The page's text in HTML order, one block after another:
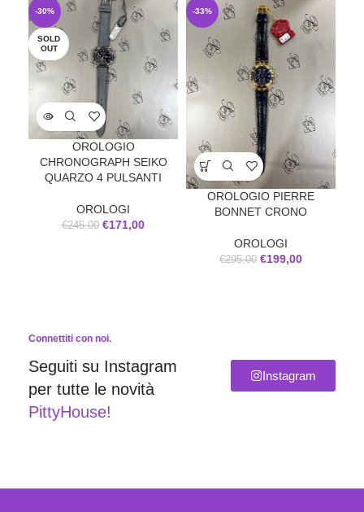
-30%
SOLD
OUT
OROLOGIO
CHRONOGRAPH SEIKO
QUARZO 4 PULSANTI
OROLOGI
€245,00 €171,00
-33%
OROLOGIO PIERRE
BONNET CRONO
OROLOGI
€295,00 €199,00
Connettiti con noi.
Seguiti su Instagram
per tutte le novità
PittyHouse!
Instagram